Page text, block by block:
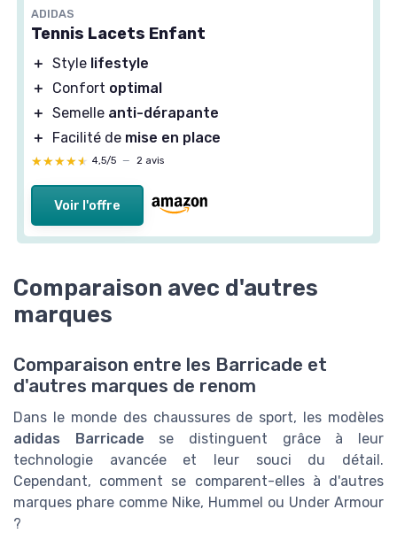
ADIDAS
Tennis Lacets Enfant
＋ Style lifestyle
＋
Confort optimal
＋ Semelle anti-dérapante
＋
Facilité de mise en place
★★★★★
★★★★★ 4,5/5 — 2 avis
Voir l'offre
Comparaison avec d'autres
marques
Comparaison entre les Barricade et
d'autres marques de renom
Dans le monde des chaussures de sport, les modèles
adidas Barricade se distinguent grâce à leur
technologie avancée et leur souci du détail.
Cependant, comment se comparent-elles à d'autres
marques phare comme Nike, Hummel ou Under Armour
?